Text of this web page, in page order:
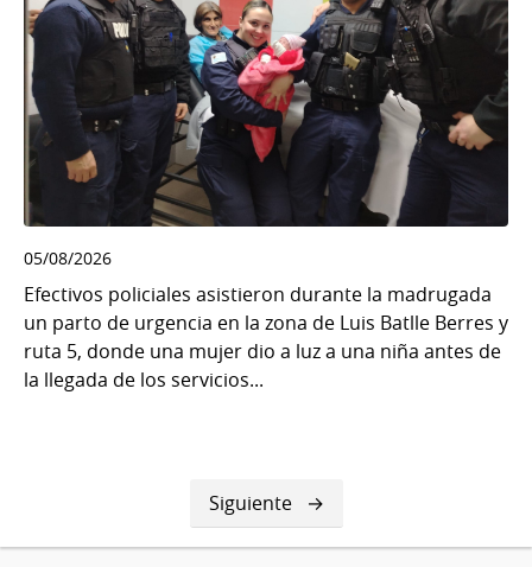
05/08/2026
Efectivos policiales asistieron durante la madrugada
un parto de urgencia en la zona de Luis Batlle Berres y
ruta 5, donde una mujer dio a luz a una niña antes de
la llegada de los servicios...
Siguiente
página
Siguiente